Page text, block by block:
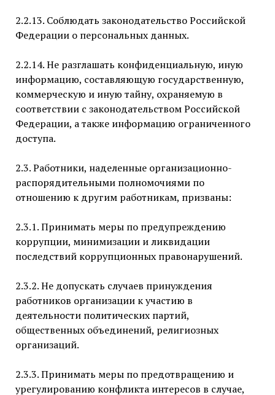
2.2.13. Соблюдать законодательство Российской
Федерации о персональных данных.
2.2.14. Не разглашать конфиденциальную, иную
информацию, составляющую государственную,
коммерческую и иную тайну, охраняемую в
соответствии с законодательством Российской
Федерации, а также информацию ограниченного
доступа.
2.3. Работники, наделенные организационно-
распорядительными полномочиями по
отношению к другим работникам, призваны:
2.3.1. Принимать меры по предупреждению
коррупции, минимизации и ликвидации
последствий коррупционных правонарушений.
2.3.2. Не допускать случаев принуждения
работников организации к участию в
деятельности политических партий,
общественных объединений, религиозных
организаций.
2.3.3. Принимать меры по предотвращению и
урегулированию конфликта интересов в случае,